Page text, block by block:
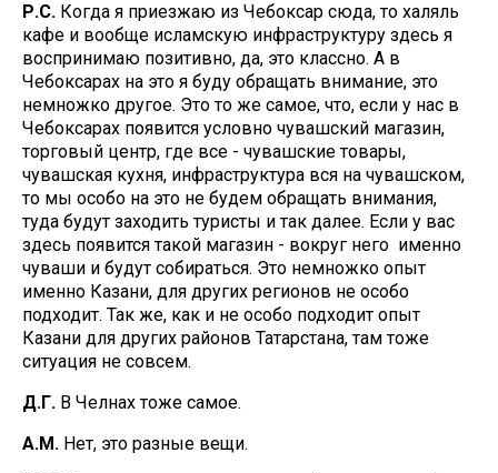
Р.С. Когда я приезжаю из Чебоксар сюда, то халяль
кафе и вообще исламскую инфраструктуру здесь я
воспринимаю позитивно, да, это классно. А в
Чебоксарах на это я буду обращать внимание, это
немножко другое. Это то же самое, что, если у нас в
Чебоксарах появится условно чувашский магазин,
торговый центр, где все - чувашские товары,
чувашская кухня, инфраструктура вся на чувашском,
то мы особо на это не будем обращать внимания,
туда будут заходить туристы и так далее. Если у вас
здесь появится такой магазин - вокруг него именно
чуваши и будут собираться. Это немножко опыт
именно Казани, для других регионов не особо
подходит. Так же, как и не особо подходит опыт
Казани для других районов Татарстана, там тоже
ситуация не совсем.
Д.Г. В Челнах тоже самое.
А.М. Нет, это разные вещи.